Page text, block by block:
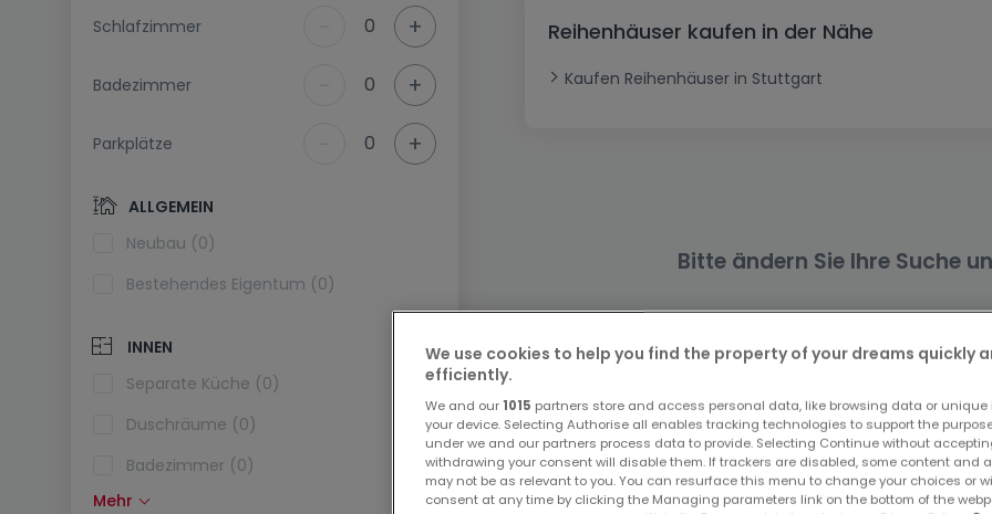
Schloss
Hof
Ferienunterkunft
Dreigeschossige Wohnung
Loft
Kein Bauland
Gewerbliches Grundstück
Garage - Parkplatz
Carport
Büro
Büro
Gewerbe
Reihenhäuser kaufen in der Nähe
Kaufen Reihenhäuser in Stuttgart
Bitte ändern Sie Ihre Suche
Häuser kaufen in Leinfelden-Echterdingen -
Kaufen Häuser Leinfelden-Echterdingen
Kaufen Doppelhaushälften Leinfelden-Echterdingen
Schlafzimmer 0 +
Badezimmer 0 +
Parkplätze 0 +
ALLGEMEIN
Neubau (0)
Bestehendes Eigentum (0)
INNEN
Separate Küche (0)
Duschräume (0)
Badezimmer (0)
Einbauküche (0)
Mehr
We use cookies to help you find the property of your dreams quickly
efficiently.
We and our 1015 partners store and access personal data, like browsing data or unique
your device. Selecting Authorise all enables tracking technologies to support the
under we and our partners process data to provide. Selecting Continue without
withdrawing your consent will disable them. If trackers are disabled, some content and
may not be as relevant to you. You can resurface this menu to change your choices or
consent at any time by clicking the Managing parameters link on the bottom of the